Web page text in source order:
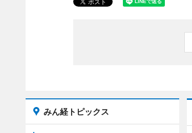
みん経トピックス